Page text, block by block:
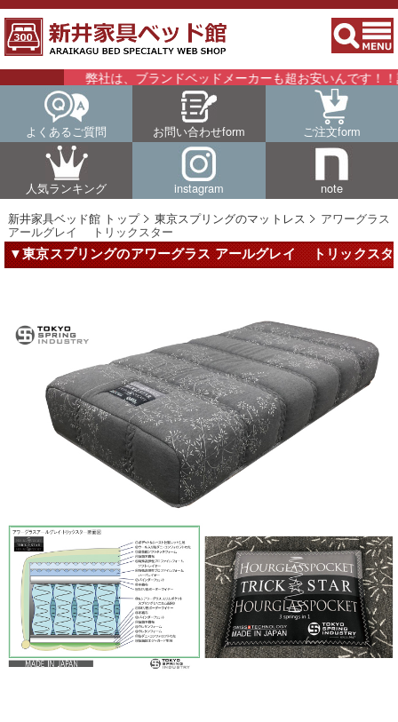
弊社は、ブランドベッドメーカーも超お安いんです！！詳細
よくあるご質問 お問い合わせform ご注文form
人気ランキング instagram
note
新井家具ベッド館 トップ
東京スプリングのマットレス アワーグラス
アールグレイ トリックスター
▼東京スプリングのアワーグラス アールグレイ トリックスタ
ー